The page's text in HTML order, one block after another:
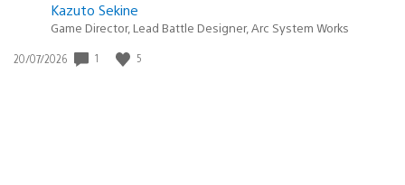
Kazuto Sekine
Game Director, Lead Battle Designer, Arc System Works
Data
20/07/2026 1 5